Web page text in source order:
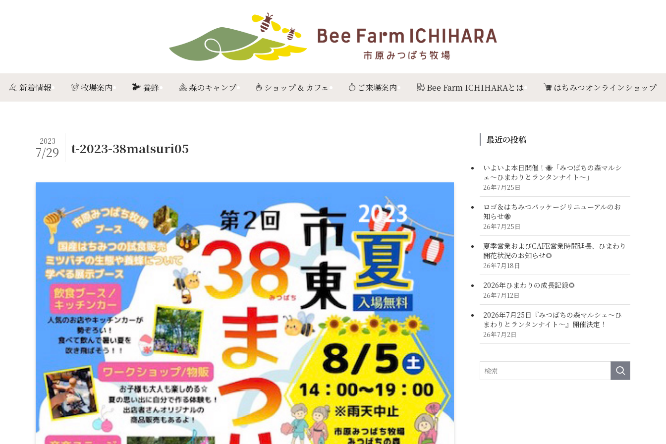
新着情報 牧場案内 養蜂 森のキャンプ ショップ & カフェ ご来場案内 Bee Farm ICHIHARAとは はちみつオンラインショップ
t-2023-38matsuri05
2023
7/29
最近の投稿
いよいよ本日開催！🐝「みつばちの森マルシ
ェ〜ひまわりとランタンナイト〜」
26年7月25日
ロゴ＆はちみつパッケージリニューアルのお
知らせ🐝
26年7月25日
夏季営業およびCAFE営業時間延長、ひまわり
開花状況のお知らせ🌻
26年7月18日
2026年ひまわりの成長記録🌻
26年7月12日
2026年7月25日『みつばちの森マルシェ～ひ
まわりとランタンナイト～』開催決定！
26年7月2日